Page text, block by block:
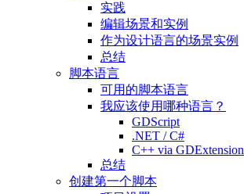
实践
编辑场景和实例
作为设计语言的场景实例
总结
脚本语言
可用的脚本语言
我应该使用哪种语言？
GDScript
.NET / C#
C++ via GDExtension
总结
创建第一个脚本